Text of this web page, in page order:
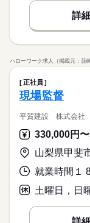
詳
ハローワーク求人（掲載元：韮
正社員
現場監督
平賀建設 株式会社
山梨県甲斐
就業時間１
土曜日，日